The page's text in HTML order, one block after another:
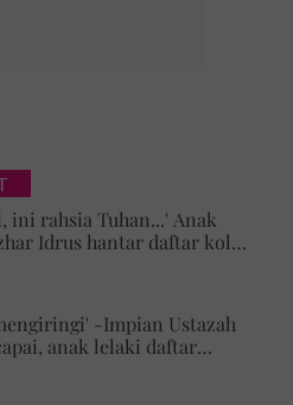
ini rahsia Tuhan...' Anak
Idrus hantar daftar kolej,
-Impian Ustazah
anak lelaki daftar